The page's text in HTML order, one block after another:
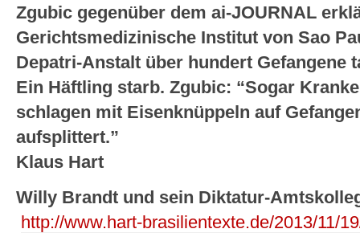
Zgubic gegenüber dem ai-JOURNAL
Gerichtsmedizinische Institut von Sao
Depatri-Anstalt über hundert Gefangene
Ein Häftling starb. Zgubic: “Sogar
schlagen mit Eisenknüppeln auf
aufsplittert.”
Klaus Hart
Willy Brandt und sein Diktatur-
http://www.hart-brasilientexte.de/2013/11/